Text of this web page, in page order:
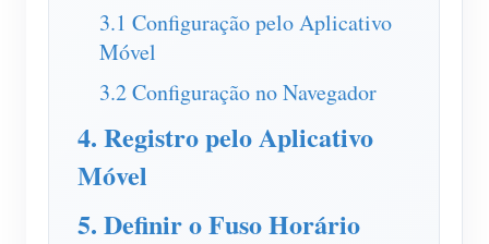
Blog
App Loja
Ranking FV
3.1 Configuração pelo Aplicativo
Móvel
3.2 Configuração no Navegador
4. Registro pelo Aplicativo
Móvel
5. Definir o Fuso Horário